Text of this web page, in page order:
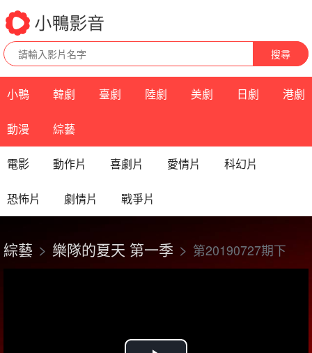
搜尋
小鴨 韓劇 臺劇 陸劇 美劇 日劇 港劇
動漫 綜藝
電影 動作片 喜劇片 愛情片 科幻片
恐怖片 劇情片 戰爭片
綜藝 樂隊的夏天 第一季 第20190727期下